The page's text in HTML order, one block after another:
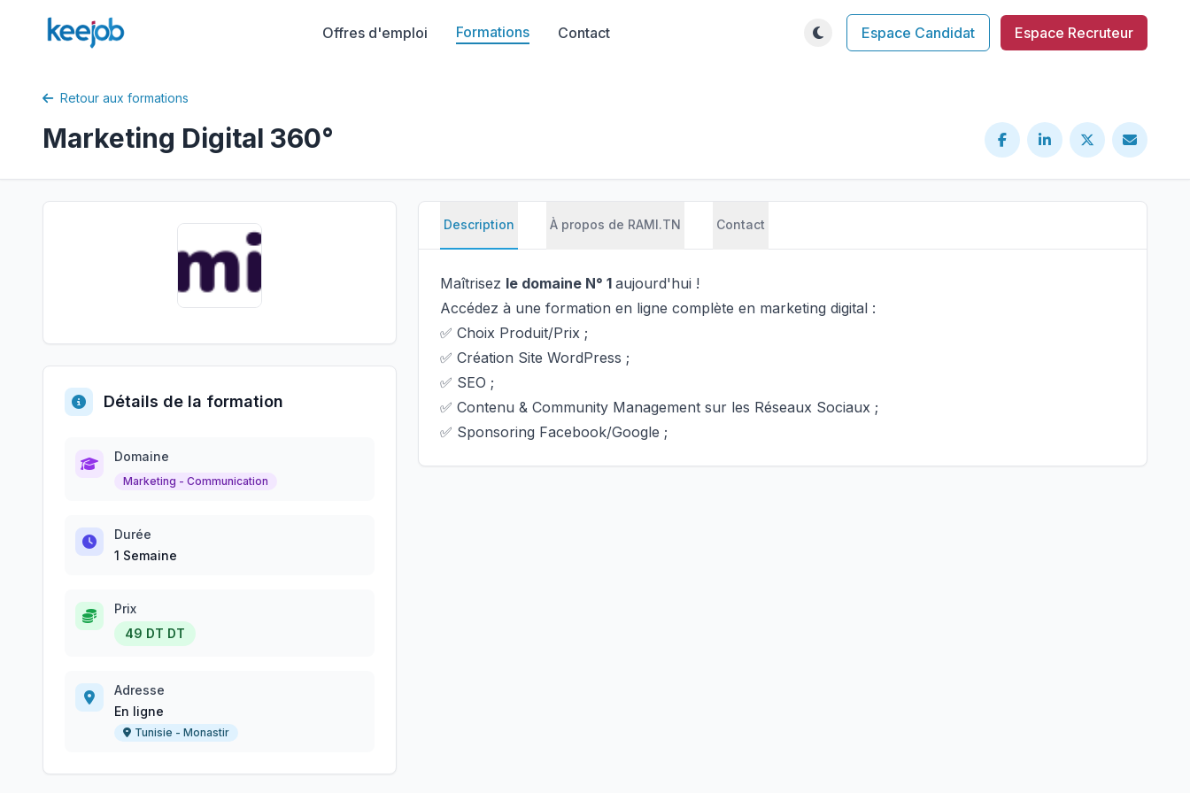
Offres d'emploi Formations Contact Espace Candidat Espace Recruteur
Retour aux formations
Marketing Digital 360°
Détails de la formation
Domaine
Marketing - Communication
Durée
1 Semaine
Prix
49 DT DT
Adresse
En ligne
Tunisie - Monastir
Description À propos de RAMI.TN Contact
Maîtrisez le domaine N° 1 aujourd'hui !
Accédez à une formation en ligne complète en marketing digital :
✅ Choix Produit/Prix ;
✅ Création Site WordPress ;
✅ SEO ;
✅ Contenu & Community Management sur les Réseaux Sociaux ;
✅ Sponsoring Facebook/Google ;